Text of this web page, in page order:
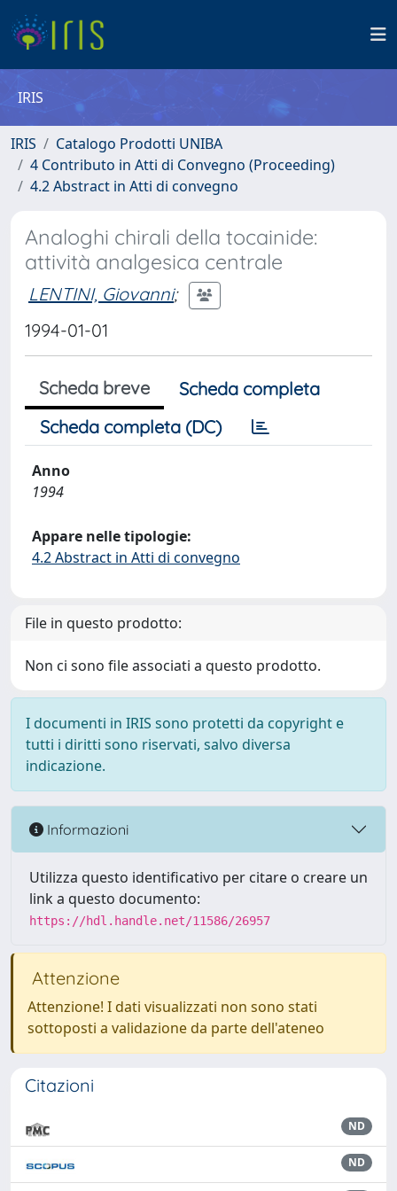
IRIS
IRIS
Catalogo Prodotti UNIBA
4 Contributo in Atti di Convegno (Proceeding)
4.2 Abstract in Atti di convegno
Analoghi chirali della tocainide:
attività analgesica centrale
LENTINI, Giovanni;
1994-01-01
Scheda breve
Scheda completa
Scheda completa (DC)
Anno
1994
Appare nelle tipologie:
4.2 Abstract in Atti di convegno
File in questo prodotto:
Non ci sono file associati a questo prodotto.
I documenti in IRIS sono protetti da copyright e
tutti i diritti sono riservati, salvo diversa
indicazione.
Informazioni
Utilizza questo identificativo per citare o creare un
link a questo documento:
https://hdl.handle.net/11586/26957
Attenzione
Attenzione! I dati visualizzati non sono stati
sottoposti a validazione da parte dell'ateneo
Citazioni
ND
ND